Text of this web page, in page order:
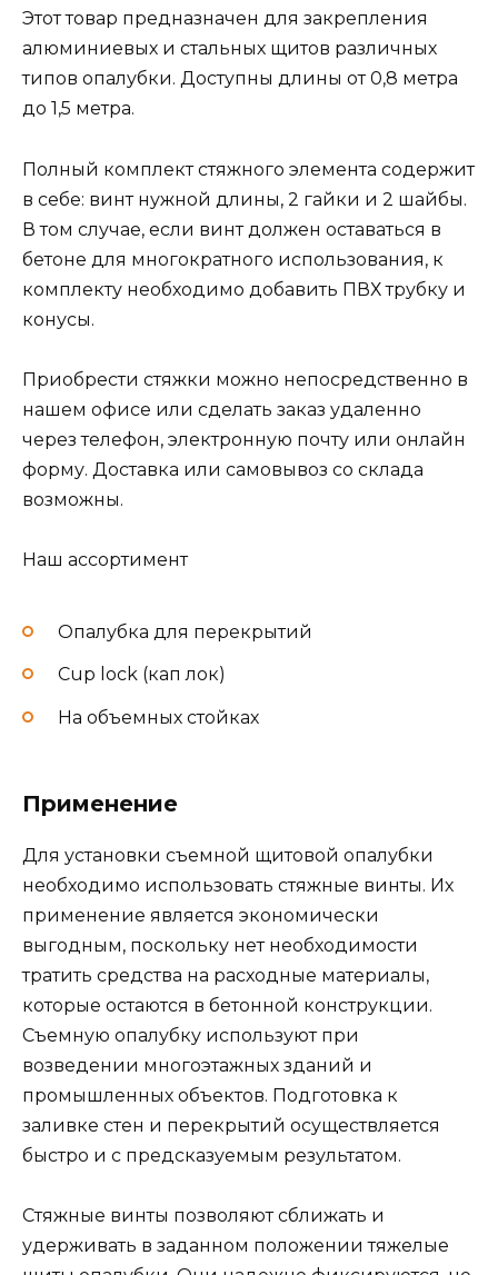
Этот товар предназначен для закрепления
алюминиевых и стальных щитов различных
типов опалубки. Доступны длины от 0,8 метра
до 1,5 метра.
Полный комплект стяжного элемента содержит
в себе: винт нужной длины, 2 гайки и 2 шайбы.
В том случае, если винт должен оставаться в
бетоне для многократного использования, к
комплекту необходимо добавить ПВХ трубку и
конусы.
Приобрести стяжки можно непосредственно в
нашем офисе или сделать заказ удаленно
через телефон, электронную почту или онлайн
форму. Доставка или самовывоз со склада
возможны.
Наш ассортимент
Опалубка для перекрытий
Cup lock (кап лок)
На объемных стойках
Применение
Для установки съемной щитовой опалубки
необходимо использовать стяжные винты. Их
применение является экономически
выгодным, поскольку нет необходимости
тратить средства на расходные материалы,
которые остаются в бетонной конструкции.
Съемную опалубку используют при
возведении многоэтажных зданий и
промышленных объектов. Подготовка к
заливке стен и перекрытий осуществляется
быстро и с предсказуемым результатом.
Стяжные винты позволяют сближать и
удерживать в заданном положении тяжелые